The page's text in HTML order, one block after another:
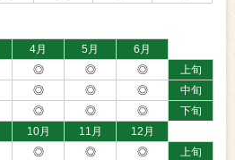
4月 5月
6月
◎ ◎ ◎
上旬
◎ ◎ ◎
中旬
◎ ◎ ◎
下旬
10月 11月
12月
◎ ◎ ◎ 上旬